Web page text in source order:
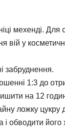
мехенді.
у
забруднення.
1:3 до
на 12
ложку цукру
і обводити